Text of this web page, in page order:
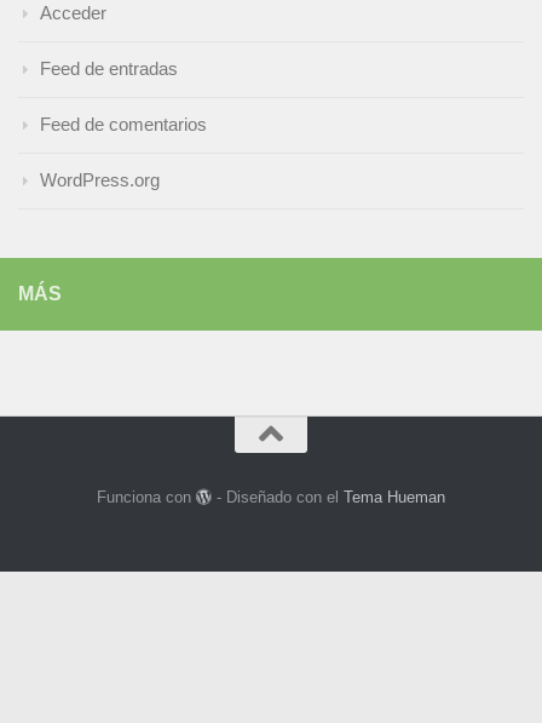
Acceder
Feed de entradas
Feed de comentarios
WordPress.org
MÁS
Funciona con - Diseñado con elTema Hueman